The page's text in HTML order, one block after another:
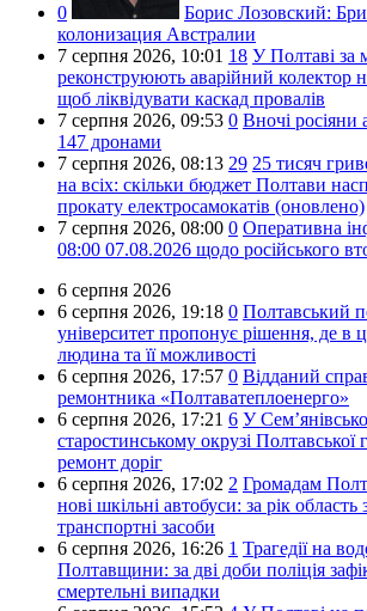
0 Борис Лозовский:
колонизация Австралии
7 серпня 2026, 10:01 18 У Полтаві за
реконструюють аварійний колектор
щоб ліквідувати каскад провалів
7 серпня 2026, 09:53 0 Вночі росіяни
147 дронами
7 серпня 2026, 08:13 29 25 тисяч
на всіх: скільки бюджет Полтави
прокату електросамокатів (оновлено)
7 серпня 2026, 08:00 0 Оперативна
08:00 07.08.2026 щодо російського
6 серпня 2026
6 серпня 2026, 19:18 0 Полтавський
університет пропонує рішення, де в
людина та її можливості
6 серпня 2026, 17:57 0 Відданий
ремонтника «Полтаватеплоенерго»
6 серпня 2026, 17:21 6 У
старостинському окрузі Полтавської
ремонт доріг
6 серпня 2026, 17:02 2 Громадам
нові шкільні автобуси: за рік
транспортні засоби
6 серпня 2026, 16:26 1 Трагедії на
Полтавщини: за дві доби поліція
смертельні випадки